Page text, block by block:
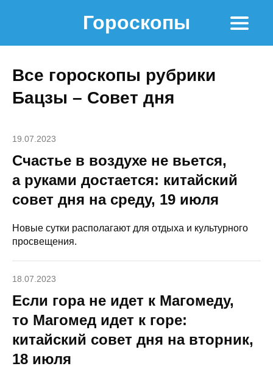
Гороскопы
Все гороскопы рубрики
Бацзы – Совет дня
19.07.2023
Счастье в воздухе не вьется,
а руками достается: китайский
совет дня на среду, 19 июля
Новые сутки располагают для отдыха и культурного
просвещения.
18.07.2023
Если гора не идет к Магомеду,
то Магомед идет к горе:
китайский совет дня на вторник,
18 июля